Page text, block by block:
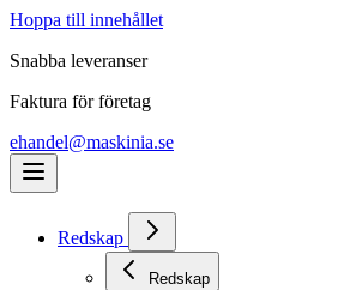
Hoppa till innehållet
Snabba leveranser
Faktura för företag
ehandel@maskinia.se
Redskap
Redskap